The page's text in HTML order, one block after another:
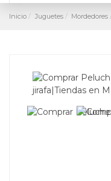
Inicio Juguetes Mordedores